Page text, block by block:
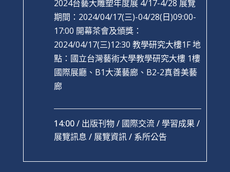
2024台藝大雕塑年度展 4/17-4/28 展覽
期間：2024/04/17(三)-04/28(日)09:00-
17:00 開幕茶會及頒獎：
2024/04/17(三)12:30 教學研究大樓1F 地
點：國立台灣藝術大學教學研究大樓 1樓
國際展廳、B1大漢藝廊、B2-2真善美藝
廊
14:00 / 出版刊物/ 國際交流 /學習成果 /
展覽訊息 / 展覽資訊/ 系所公告